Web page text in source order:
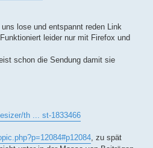
lose und entspannt reden Link
leider nur mit Firefox und
schon die Sendung damit sie
th ... st-1833466
, zu spät